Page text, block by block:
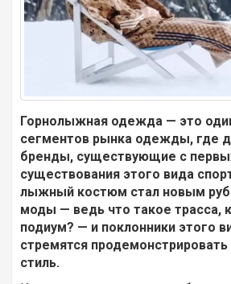
Горнолыжная одежда — это
сегментов рынка одежды, где
бренды, существующие с
существования этого вида
лыжный костюм стал новым
моды — ведь что такое трасса,
подиум? — и поклонники этого
стремятся
стиль.